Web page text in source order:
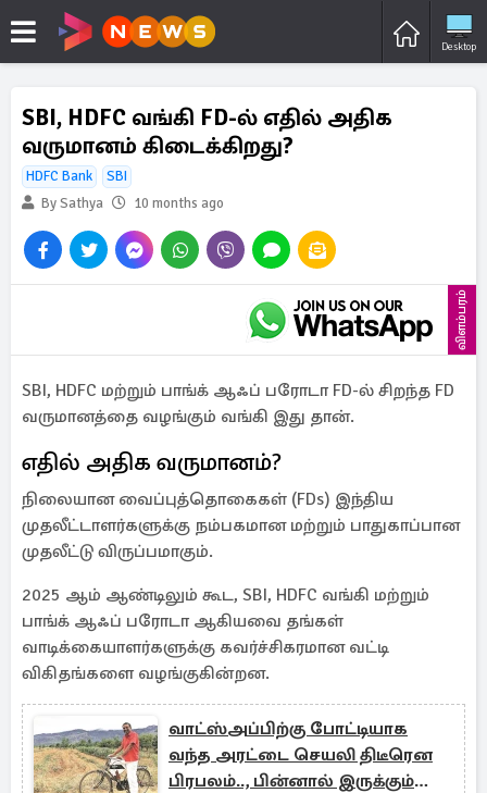
Desktop
SBI, HDFC வங்கி FD-ல் எதில் அதிக
வருமானம் கிடைக்கிறது?
HDFC Bank
SBI
By Sathya
10 months ago
விளம்பரம்
SBI, HDFC மற்றும் பாங்க் ஆஃப் பரோடா FD-ல் சிறந்த FD
வருமானத்தை வழங்கும் வங்கி இது தான்.
எதில் அதிக வருமானம்?
நிலையான வைப்புத்தொகைகள் (FDs) இந்திய
முதலீட்டாளர்களுக்கு நம்பகமான மற்றும் பாதுகாப்பான
முதலீட்டு விருப்பமாகும்.
2025 ஆம் ஆண்டிலும் கூட, SBI, HDFC வங்கி மற்றும்
பாங்க் ஆஃப் பரோடா ஆகியவை தங்கள்
வாடிக்கையாளர்களுக்கு கவர்ச்சிகரமான வட்டி
விகிதங்களை வழங்குகின்றன.
வாட்ஸ்அப்பிற்கு போட்டியாக
வந்த அரட்டை செயலி திடீரென
பிரபலம்.., பின்னால் இருக்கும்